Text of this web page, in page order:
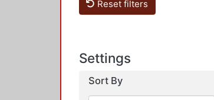
Reset filters
Settings
Sort By